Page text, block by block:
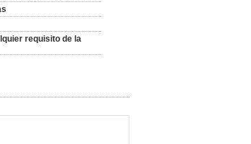
requisito de la